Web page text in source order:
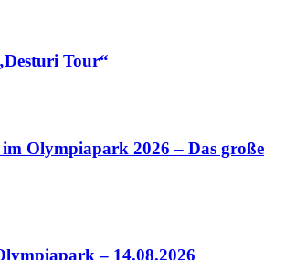
Tour“
Olympiapark 2026 – Das große
– 14.08.2026